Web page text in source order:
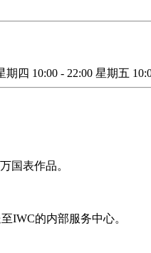
期四 10:00 - 22:00 星期五
国表作品。
IWC的内部服务中心。